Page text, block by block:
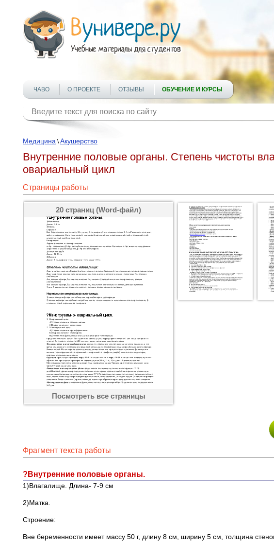
ЧАВО О ПРОЕКТЕ ОТЗЫВЫ ОБУЧЕНИЕ И КУРСЫ
Медицина \Акушерство
Внутренние половые органы. Степень чистоты
овариальный цикл
Страницы работы
20 страниц (Word-файл)
Посмотреть все страницы
Фрагмент текста работы
?Внутренние половые органы.
1)Влагалище. Длина- 7-9 см
2)Матка.
Строение:
Вне беременности имеет массу 50 г, длину 8 см, ширину 5 см, толщина